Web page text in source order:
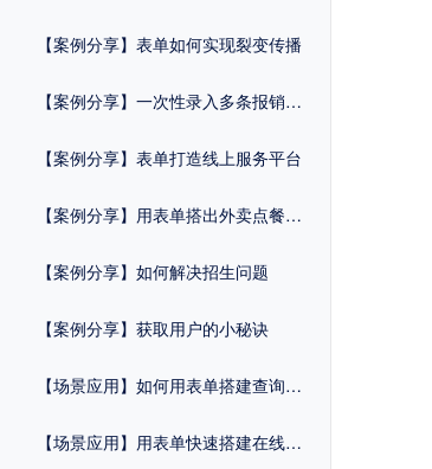
【案例分享】表单如何实现裂变传播
【案例分享】一次性录入多条报销记录
【案例分享】表单打造线上服务平台
【案例分享】用表单搭出外卖点餐系统
【案例分享】如何解决招生问题
【案例分享】获取用户的小秘诀
【场景应用】如何用表单搭建查询系统
【场景应用】用表单快速搭建在线商城